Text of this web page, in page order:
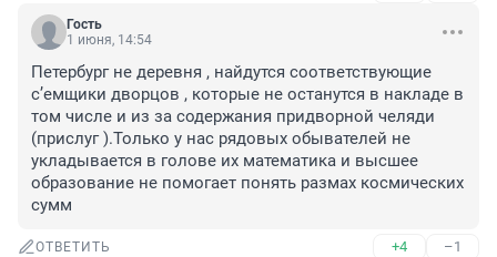
Гость
1 июня, 14:54
Петербург не деревня , найдутся соответствующие
с’емщики дворцов , которые не останутся в накладе в
том числе и из за содержания придворной челяди
(прислуг ).Только у нас рядовых обывателей не
укладывается в голове их математика и высшее
образование не помогает понять размах космических
сумм
ОТВЕТИТЬ +4 –1